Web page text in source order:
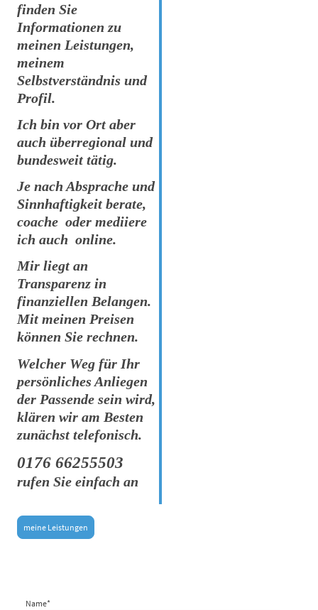
finden Sie
Informationen zu
meinen Leistungen,
meinem
Selbstverständnis und
Profil.
Ich bin vor Ort aber
auch überregional und
bundesweit tätig.
Je nach Absprache und
Sinnhaftigkeit berate,
coache oder mediiere
ich auch online.
Mir liegt an
Transparenz in
finanziellen Belangen.
Mit meinen Preisen
können Sie rechnen.
Welcher Weg für Ihr
persönliches Anliegen
der Passende sein wird,
klären wir am Besten
zunächst telefonisch.
0176 66255503
rufen Sie einfach an
meine Leistungen
Name*